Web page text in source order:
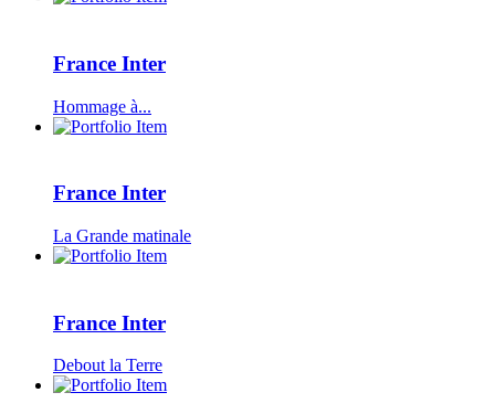
France Inter
Hommage à...
France Inter
La Grande matinale
France Inter
Debout la Terre